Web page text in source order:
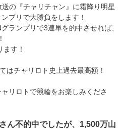
の『チャリチャン』に霜降り明星
プリで大勝負をします！
ランプリで3連単を的中させれば、
す！
はチャリロト史上過去最高額！
リロトで競輪をお楽しみくださ
不的中でしたが、1,500万山